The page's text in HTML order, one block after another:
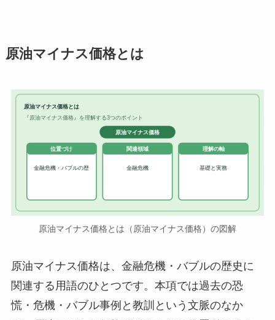
原油マイナス価格とは
原油マイナス価格とは
『原油マイナス価格』を理解する3つのポイント
原油マイナス価格
位置づけ
金融危機・バブルの歴
関連領域
金融危機
理解の軸
基礎と実務
原油マイナス価格とは（原油マイナス価格）の図解
原油マイナス価格は、金融危機・バブルの歴史に
関連する用語のひとつです。本項では過去の恐
慌・危機・バブル事例と教訓という文脈のなか